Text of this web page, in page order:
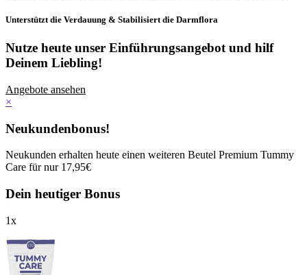
Unterstützt die Verdauung & Stabilisiert die Darmflora
Nutze heute unser Einführungsangebot und hilf
Deinem Liebling!
Angebote ansehen
×
Neukundenbonus!
Neukunden erhalten heute einen weiteren Beutel Premium Tummy
Care für nur 17,95€
Dein heutiger Bonus
1x